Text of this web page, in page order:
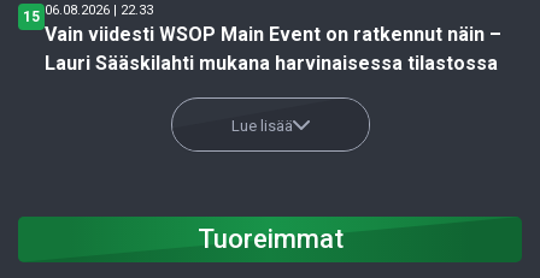
15 06.08.2026 | 22.33
Vain viidesti WSOP Main Event on ratkennut näin –
Lauri Sääskilahti mukana harvinaisessa tilastossa
Lue lisää
Tuoreimmat